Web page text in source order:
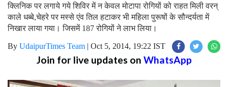
क्लिनिक पर लगाये गये शिविर में न केवल मोटापा रोगियों को राहत मिली वरन्
काले धब्बे,चेहरे पर मस्से एंव तिल हटाकर भी महिला पुरूषों के सौन्दर्यता में
निखार लाया गया। जिसमें 187 रोगियों ने लाभ लिया।
By UdaipurTimes Team | Oct 5, 2014, 19:22 IST
Join for live updates on WhatsApp